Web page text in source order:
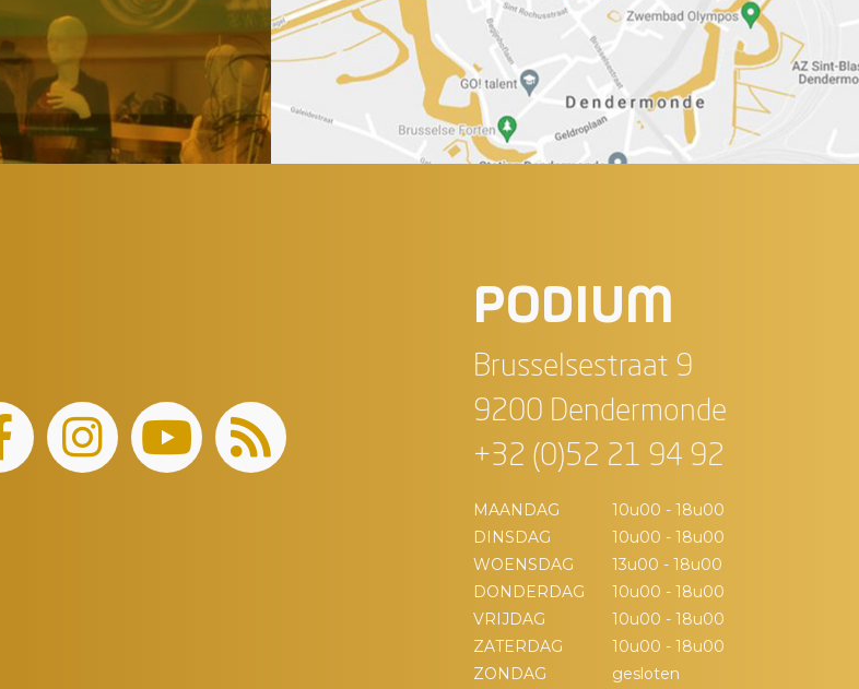
PODIUM
Brusselsestraat 9
9200 Dendermonde
+32 (0)52 21 94 92
MAANDAG
10u00 - 18u00
DINSDAG
10u00 - 18u00
WOENSDAG
13u00 - 18u00
DONDERDAG
10u00 - 18u00
VRIJDAG
10u00 - 18u00
ZATERDAG
10u00 - 18u00
ZONDAG
gesloten